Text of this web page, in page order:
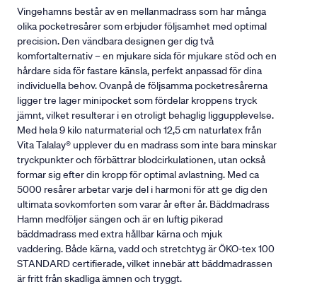
Vingehamns består av en mellanmadrass som har många
olika pocketresårer som erbjuder följsamhet med optimal
precision. Den vändbara designen ger dig två
komfortalternativ – en mjukare sida för mjukare stöd och en
hårdare sida för fastare känsla, perfekt anpassad för dina
individuella behov. Ovanpå de följsamma pocketresårerna
ligger tre lager minipocket som fördelar kroppens tryck
jämnt, vilket resulterar i en otroligt behaglig liggupplevelse.
Med hela 9 kilo naturmaterial och 12,5 cm naturlatex från
Vita Talalay® upplever du en madrass som inte bara minskar
tryckpunkter och förbättrar blodcirkulationen, utan också
formar sig efter din kropp för optimal avlastning. Med ca
5000 resårer arbetar varje del i harmoni för att ge dig den
ultimata sovkomforten som varar år efter år. Bäddmadrass
Hamn medföljer sängen och är en luftig pikerad
bäddmadrass med extra hållbar kärna och mjuk
vaddering. Både kärna, vadd och stretchtyg är ÖKO-tex 100
STANDARD certifierade, vilket innebär att bäddmadrassen
är fritt från skadliga ämnen och tryggt.